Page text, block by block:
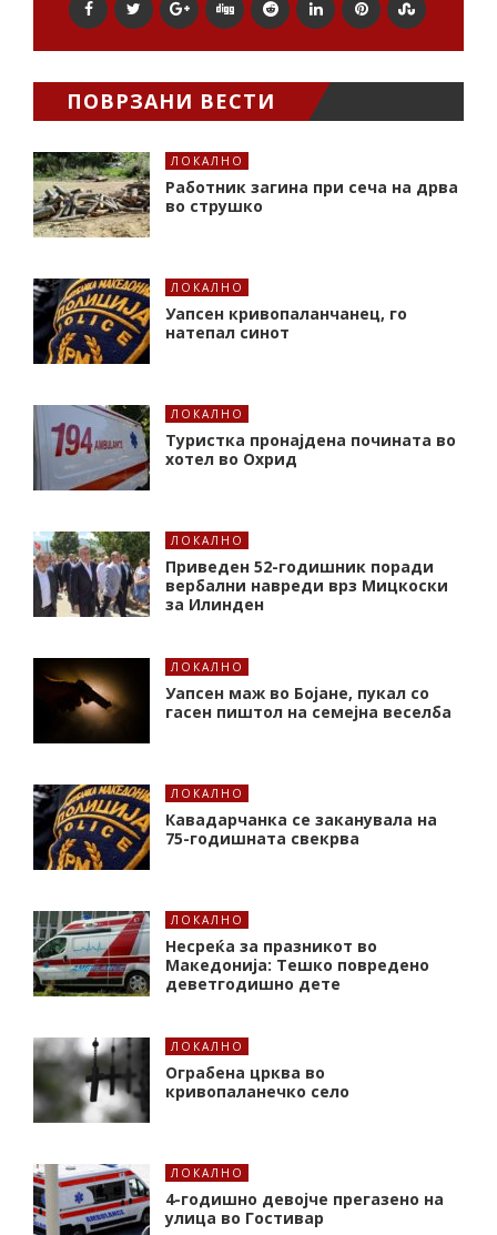
ПОВРЗАНИ ВЕСТИ
ЛОКАЛНО
Работник загина при сеча на дрва
во струшко
ЛОКАЛНО
Уапсен кривопаланчанец, го
натепал синот
ЛОКАЛНО
Туристка пронајдена почината во
хотел во Охрид
ЛОКАЛНО
Приведен 52-годишник поради
вербални навреди врз Мицкоски
за Илинден
ЛОКАЛНО
Уапсен маж во Бојане, пукал со
гасен пиштол на семејна веселба
ЛОКАЛНО
Кавадарчанка се заканувала на
75-годишната свекрва
ЛОКАЛНО
Несреќа за празникот во
Македонија: Тешко повредено
деветгодишно дете
ЛОКАЛНО
Ограбена црква во
кривопаланечко село
ЛОКАЛНО
4-годишно девојче прегазено на
улица во Гостивар